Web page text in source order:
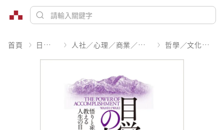
首頁 日文書 人社／心理／商業／其他 哲學／文化評論